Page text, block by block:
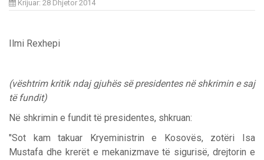
Krijuar: 28 Dhjetor 2014
Ilmi Rexhepi
(vështrim kritik ndaj gjuhës së presidentes në shkrimin e saj
të fundit)
Në shkrimin e fundit të presidentes, shkruan:
"Sot kam takuar Kryeministrin e Kosovës, zotëri Isa
Mustafa dhe krerët e mekanizmave të sigurisë, drejtorin e